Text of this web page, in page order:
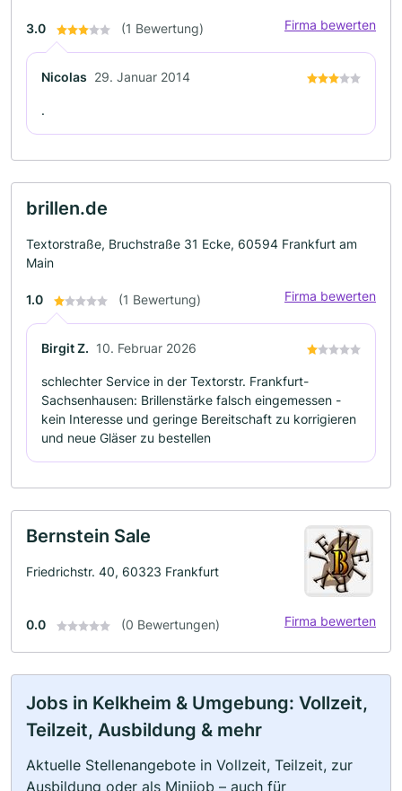
3.0 (1 Bewertung) Firma bewerten
Nicolas 29. Januar 2014
.
brillen.de
Textorstraße, Bruchstraße 31 Ecke, 60594 Frankfurt am
Main
1.0 (1 Bewertung) Firma bewerten
Birgit Z. 10. Februar 2026
schlechter Service in der Textorstr. Frankfurt-
Sachsenhausen: Brillenstärke falsch eingemessen -
kein Interesse und geringe Bereitschaft zu korrigieren
und neue Gläser zu bestellen
Bernstein Sale
Friedrichstr. 40, 60323 Frankfurt
0.0 (0 Bewertungen) Firma bewerten
Jobs in Kelkheim & Umgebung: Vollzeit,
Teilzeit, Ausbildung & mehr
Aktuelle Stellenangebote in Vollzeit, Teilzeit, zur
Ausbildung oder als Minijob – auch für